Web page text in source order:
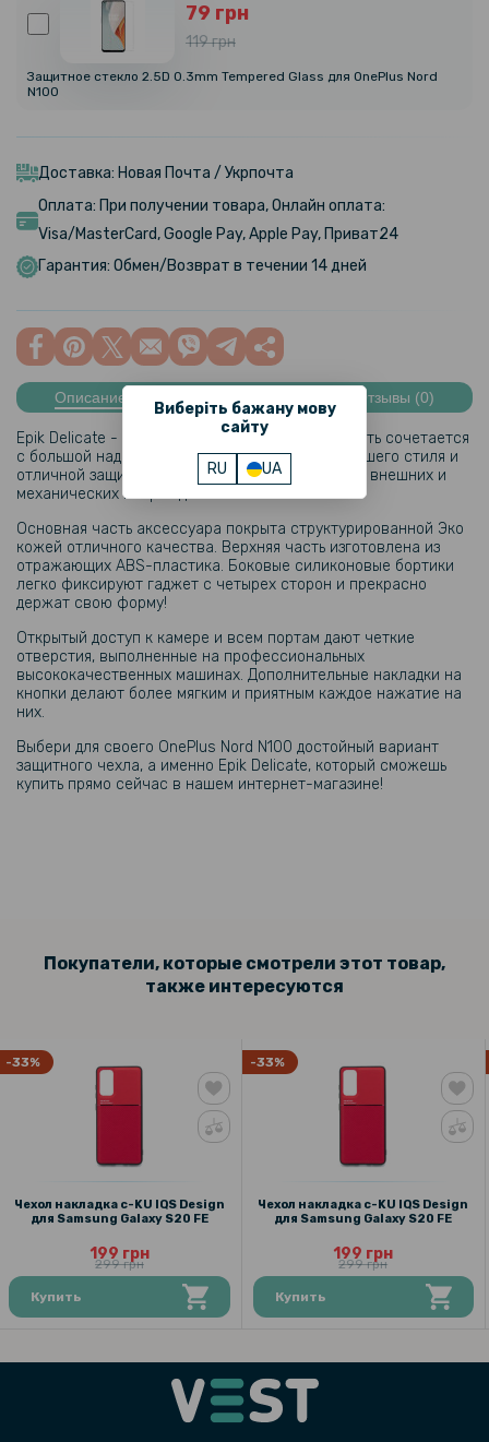
Виберіть бажану мову
сайту
RU UA
79 грн
119 грн
Защитное стекло 2.5D 0.3mm Tempered Glass для OnePlus Nord
N100
Доставка: Новая Почта / Укрпочта
Оплата: При получении товара, Онлайн оплата:
Visa/MasterCard, Google Pay, Apple Pay, Приват24
Гарантия: Обмен/Возврат в течении 14 дней
Описание Характеристики Отзывы (0)
Epik Delicate - это тот случай, когда элегантность сочетается
с большой надежностью, для подчеркивания Вашего стиля и
отличной защиты корпуса OnePlus Nord N100 от внешних и
механических повреждений!
Основная часть аксессуара покрыта структурированной Эко
кожей отличного качества. Верхняя часть изготовлена ​​из
отражающих ABS-пластика. Боковые силиконовые бортики
легко фиксируют гаджет с четырех сторон и прекрасно
держат свою форму!
Открытый доступ к камере и всем портам дают четкие
отверстия, выполненные на профессиональных
высококачественных машинах. Дополнительные накладки на
кнопки делают более мягким и приятным каждое нажатие на
них.
Выбери для своего OnePlus Nord N100 достойный вариант
защитного чехла, а именно Epik Delicate, который сможешь
купить прямо сейчас в нашем интернет-магазине!
Покупатели, которые смотрели этот товар,
также интересуются
-33%
Чехол накладка c-KU IQS Design
для Samsung Galaxy S20 FE
199 грн
299 грн
Купить
-33%
Чехол накладка c-KU IQS Design
для Samsung Galaxy S20 FE
199 грн
299 грн
Купить